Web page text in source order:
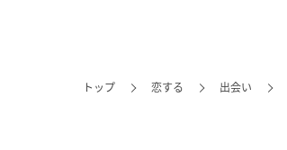
トップ 恋する 出会い